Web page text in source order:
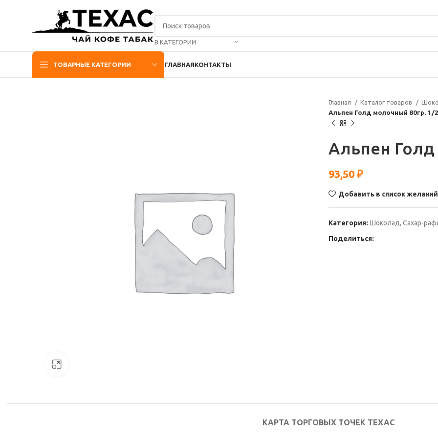
В КАТЕГОРИИ
ТОВАРНЫЕ КАТЕГОРИИ ГЛАВНАЯКОНТАКТЫ
Главная Каталог товаров
Альпен Голд молочный 80гр. 1/
Альпен
93,50 ₽
Добавить в список желаний
Категория: Шоколад, Сахар-
Поделиться:
КАРТА ТОРГОВЫХ ТОЧЕК ТЕХАС